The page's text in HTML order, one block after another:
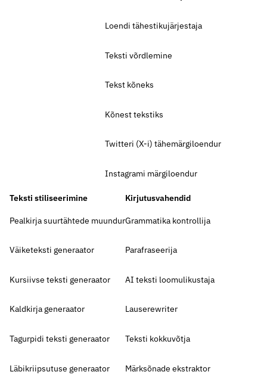
Loendi tähestikujärjestaja
Teksti võrdlemine
Tekst kõneks
Kõnest tekstiks
Twitteri (X-i) tähemärgiloendur
Instagrami märgiloendur
Teksti stiliseerimine
Pealkirja suurtähtede muundur
Väiketeksti generaator
Kursiivse teksti generaator
Kaldkirja generaator
Tagurpidi teksti generaator
Läbikriipsutuse generaator
Kirjutusvahendid
Grammatika kontrollija
Parafraseerija
AI teksti loomulikustaja
Lauserewriter
Teksti kokkuvõtja
Märksõnade ekstraktor